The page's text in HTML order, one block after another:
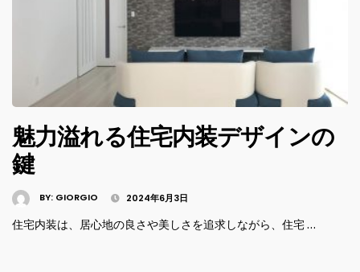
魅力溢れる住宅内装デザインの
鍵
BY: GIORGIO 2024年6月3日
住宅内装は、居心地の良さや美しさを追求しながら、住宅 …